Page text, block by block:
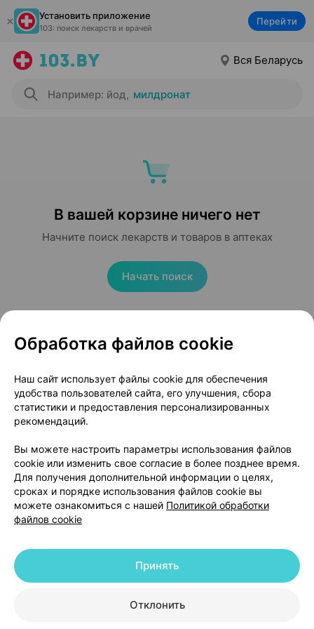
Установить приложение
103: поиск лекарств и врачей
Перейти
Вся Беларусь
Например: йод, милдронат
В вашей корзине ничего нет
Начните поиск лекарств и товаров в аптеках
Начать поиск
Популярные товары
Канефрон форте,
таблетки ×30
Циклодинон,
таблетки×30
В корзину
Энтерол
250 мг
В
Обработка файлов cookie
Наш сайт использует файлы cookie для обеспечения
удобства пользователей сайта, его улучшения, сбора
статистики и предоставления персонализированных
рекомендаций.
Вы можете настроить параметры использования файлов
cookie или изменить свое согласие в более позднее время.
Для получения дополнительной информации о целях,
сроках и порядке использования файлов cookie вы
можете ознакомиться с нашей Политикой обработки
файлов cookie
Отклонить
Принять